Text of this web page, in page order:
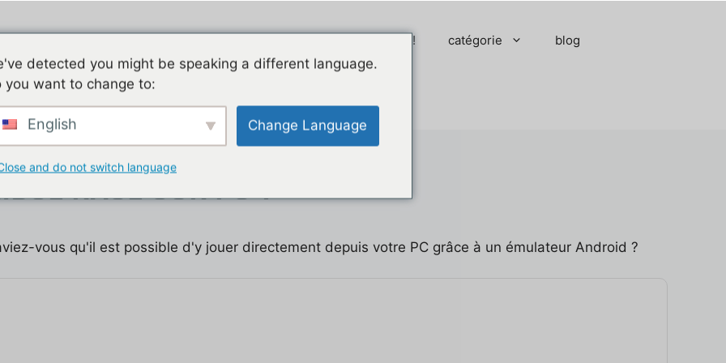
Les jeux mobiles du moment ! catégorie blog
RACE SUR PC ?
vous qu'il est possible d'y jouer directement depuis votre PC grâce à un émulateur Android ?
detected you might be speaking a different language.
you want to change to:
English Change Language
and do not switch language